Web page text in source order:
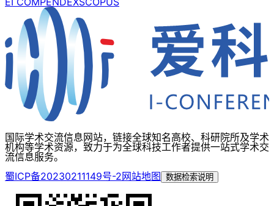
国际学术交流信息网站，链接全球知名高校、科研院所及学术
机构等学术资源，致力于为全球科技工作者提供一站式学术交
流信息服务。
蜀ICP备20230211149号-2网站地图 数据检索说明